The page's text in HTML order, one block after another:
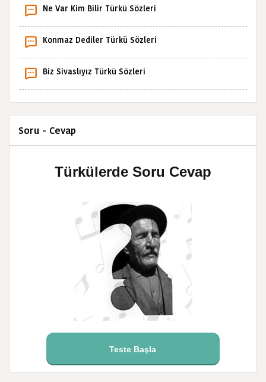
Ne Var Kim Bilir Türkü Sözleri
Konmaz Dediler Türkü Sözleri
Biz Sivaslıyız Türkü Sözleri
Soru - Cevap
Türkülerde Soru Cevap
Teste Başla